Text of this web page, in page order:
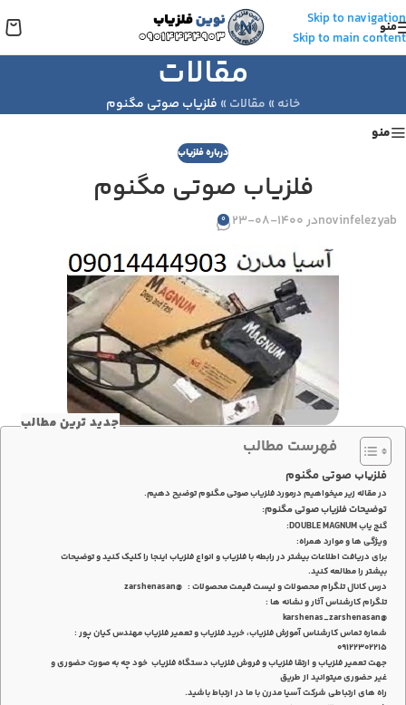
Skip to navigation
Skip to main content
منو
مقالات
خانه » مقالات » فلزیاب صوتی مگنوم
منو
درباره فلزیاب
فلزیاب صوتی مگنوم
novinfelezyabدر 1400-08-23 0
جدید ترین مطالب
فهرست مطالب
فلزیاب صوتی مگنوم
در مقاله زیر میخواهیم درمورد فلزیاب صوتی مگنوم توضیح دهیم.
توضیحات فلزیاب صوتی مگنوم:
گنج یاب DOUBLE MAGNUM:
ویژگی ها و موارد همراه:
برای دریافت اطلاعات بیشتر در رابطه با فلزیاب و انواع فلزیاب اینجا را کلیک کنید و توضیحات
بیشتر را مطالعه کنید.
درس کانال تلگرام محصولات و لیست قیمت محصولات : @zarshenasan
تلگرام کارشناس آثار و نشانه ها :
@karshenas_zarshenasan
شماره تماس کارشناس آموزش فلزیاب، خرید فلزیاب و تعمیر فلزیاب مهندس کیان پور :
۰۹۱۲۲۳۰۲۲۱۵
جهت تعمیر فلزیاب و ارتقا فلزیاب و فروش فلزیاب دستگاه فلزیاب خود چه به صورت حضوری و
غیر حضوری میتوانید از طریق
راه های ارتباطی شرکت آسیا مدرن با ما در ارتباط باشید.